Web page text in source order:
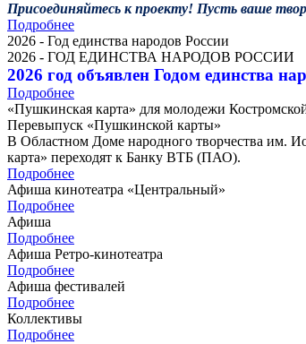
Присоединяйтесь к проекту! Пусть ваше
Подробнее
2026 - Год единства народов России
2026 - ГОД ЕДИНСТВА НАРОДОВ РОССИИ
2026 год объявлен Годом единства
Подробнее
«Пушкинская карта» для молодежи
Перевыпуск «Пушкинской карты»
В Областном Доме народного творчества им.
карта» переходят к Банку ВТБ (ПАО).
Подробнее
Афиша кинотеатра «Центральный»
Подробнее
Афиша
Подробнее
Афиша Ретро-кинотеатра
Подробнее
Афиша фестивалей
Подробнее
Коллективы
Подробнее